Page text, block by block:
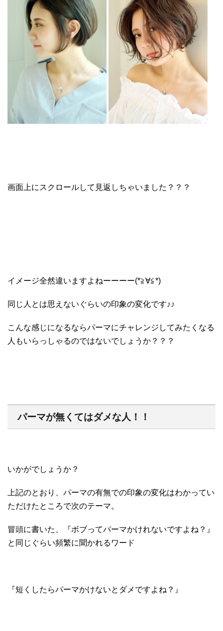
画面上にスクロールして見返しちゃいました？？？
イメージ全然違いますよねーーーー(*≧∀≦*)
同じ人とは思えないぐらいの印象の変化です♪♪
こんな感じになるならパーマにチャレンジしてみたくなる
人もいらっしゃるのではないでしょうか？？？
パーマが無くてはダメな人！！
いかがでしょうか？
上記のとおり、パーマの有無での印象の変化はわかってい
ただけたところで次のテーマ。
冒頭に書いた、『ボブってパーマかけれないですよね？』
と同じぐらい頻繁に聞かれるワード
『短くしたらパーマかけないとダメですよね？』